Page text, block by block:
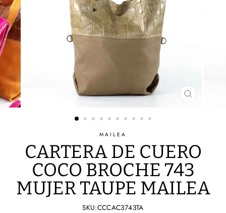
CERRAR
MAILEA
CARTERA DE CUERO
COCO BROCHE 743
MUJER TAUPE MAILEA
SKU:CCCAC3743TA